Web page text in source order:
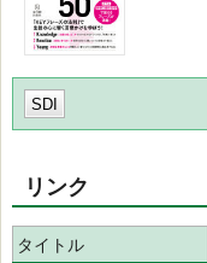
SDI
リンク
タイトル